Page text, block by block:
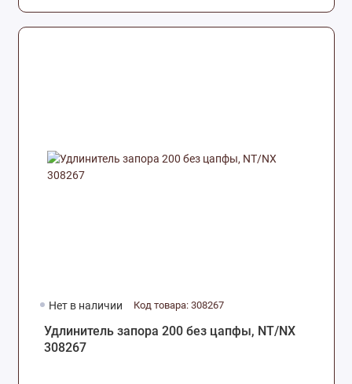
Нет в наличии Код товара: 308267
Удлинитель запора 200 без цапфы, NT/NX
308267